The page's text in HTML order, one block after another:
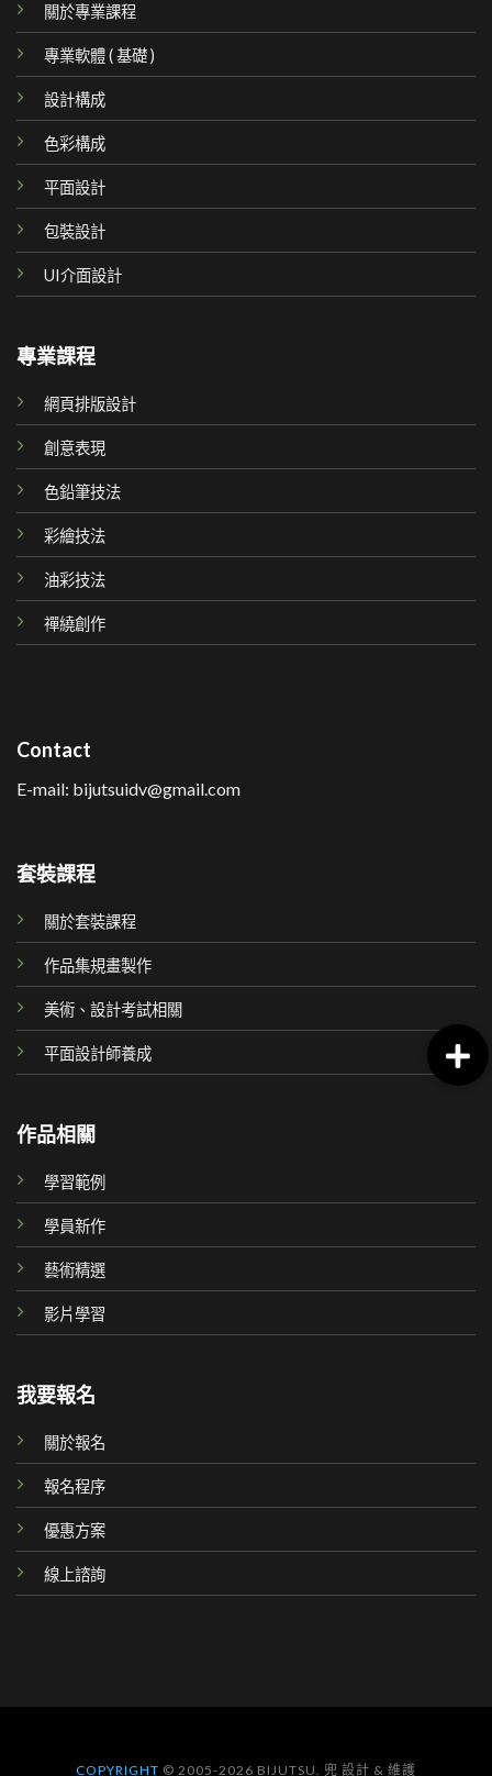
關於專業課程
專業軟體 ( 基礎 )
設計構成
色彩構成
平面設計
包裝設計
UI介面設計
專業課程
網頁排版設計
創意表現
色鉛筆技法
彩繪技法
油彩技法
禪繞創作
Contact
E-mail: bijutsuidv@gmail.com
套裝課程
關於套裝課程
作品集規畫製作
美術、設計考試相關
平面設計師養成
作品相關
學習範例
學員新作
藝術精選
影片學習
我要報名
關於報名
報名程序
優惠方案
線上諮詢
COPYRIGHT © 2005-2026 BIJUTSU. 兜 設計 & 維護